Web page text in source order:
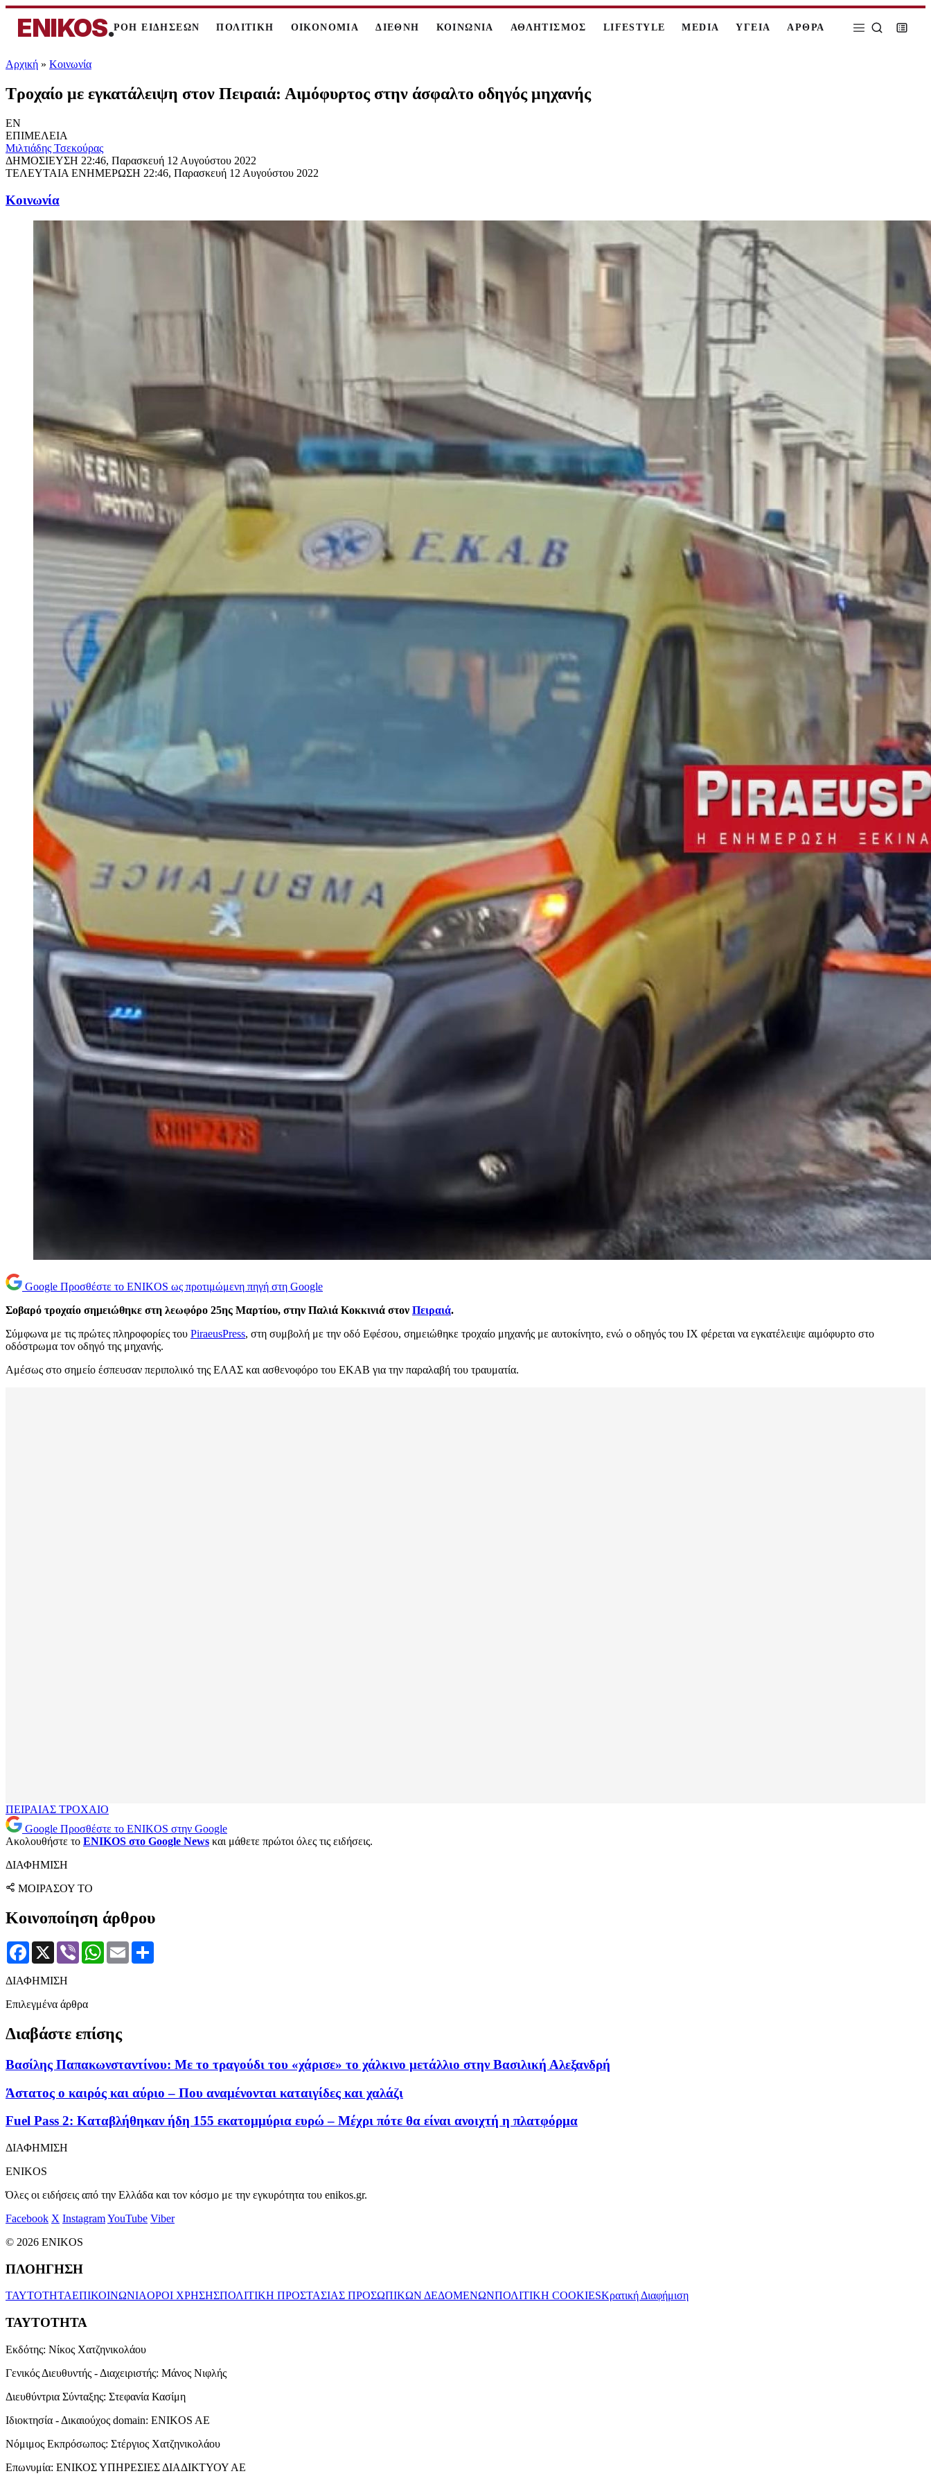
ENIKOS.ΡΟΗ ΕΙΔΗΣΕΩΝ ΠΟΛΙΤΙΚΗ ΟΙΚΟΝΟΜΙΑ ΔΙΕΘΝΗ ΚΟΙΝΩΝΙΑ ΑΘΛΗΤΙΣΜΟΣ LIFESTYLE MEDIA ΥΓΕΙΑ ΑΡΘΡΑ
Αρχική » Κοινωνία
Τροχαίο με εγκατάλειψη στον Πειραιά: Αιμόφυρτος στην άσφαλτο οδηγός μηχανής
EN
ΕΠΙΜΕΛΕΙΑ
Μιλτιάδης Τσεκούρας
ΔΗΜΟΣΙΕΥΣΗ 22:46, Παρασκευή 12 Αυγούστου 2022
ΤΕΛΕΥΤΑΙΑ ΕΝΗΜΕΡΩΣΗ 22:46, Παρασκευή 12 Αυγούστου 2022
Κοινωνία
Google Προσθέστε το ENIKOS ως προτιμώμενη πηγή στη Google
Σοβαρό τροχαίο σημειώθηκε στη λεωφόρο 25ης Μαρτίου, στην Παλιά Κοκκινιά στον Πειραιά.
Σύμφωνα με τις πρώτες πληροφορίες του PiraeusPress, στη συμβολή με την οδό Εφέσου, σημειώθηκε τροχαίο μηχανής με αυτοκίνητο, ενώ ο οδηγός του ΙΧ φέρεται να εγκατέλειψε αιμόφυρτο στο
οδόστρωμα τον οδηγό της μηχανής.
Αμέσως στο σημείο έσπευσαν περιπολικό της ΕΛΑΣ και ασθενοφόρο του ΕΚΑΒ για την παραλαβή του τραυματία.
ΠΕΙΡΑΙΑΣ ΤΡΟΧΑΙΟ
Google Προσθέστε το ENIKOS στην Google
Ακολουθήστε το ENIKOS στο Google News και μάθετε πρώτοι όλες τις ειδήσεις.
ΔΙΑΦΗΜΙΣΗ
ΜΟΙΡΑΣΟΥ ΤΟ
Κοινοποίηση άρθρου
Facebook
X Viber WhatsApp
Email
ΔΙΑΦΗΜΙΣΗ
Επιλεγμένα άρθρα
Διαβάστε επίσης
Βασίλης Παπακωνσταντίνου: Με το τραγούδι του «χάρισε» το χάλκινο μετάλλιο στην Βασιλική Αλεξανδρή
Άστατος ο καιρός και αύριο – Που αναμένονται καταιγίδες και χαλάζι
Fuel Pass 2: Καταβλήθηκαν ήδη 155 εκατομμύρια ευρώ – Μέχρι πότε θα είναι ανοιχτή η πλατφόρμα
ΔΙΑΦΗΜΙΣΗ
ENIKOS
Όλες οι ειδήσεις από την Ελλάδα και τον κόσμο με την εγκυρότητα του enikos.gr.
Facebook X InstagramYouTube Viber
© 2026 ENIKOS
ΠΛΟΗΓΗΣΗ
ΤΑΥΤΟΤΗΤΑΕΠΙΚΟΙΝΩΝΙΑΟΡΟΙ ΧΡΗΣΗΣΠΟΛΙΤΙΚΗ ΠΡΟΣΤΑΣΙΑΣ ΠΡΟΣΩΠΙΚΩΝ ΔΕΔΟΜΕΝΩΝΠΟΛΙΤΙΚΗ COOKIESΚρατική Διαφήμιση
ΤΑΥΤΟΤΗΤΑ
Εκδότης: Νίκος Χατζηνικολάου
Γενικός Διευθυντής - Διαχειριστής: Μάνος Νιφλής
Διευθύντρια Σύνταξης: Στεφανία Κασίμη
Ιδιοκτησία - Δικαιούχος domain: ENIKOS AE
Νόμιμος Εκπρόσωπος: Στέργιος Χατζηνικολάου
Επωνυμία: ΕΝΙΚΟΣ ΥΠΗΡΕΣΙΕΣ ΔΙΑΔΙΚΤΥΟΥ ΑΕ